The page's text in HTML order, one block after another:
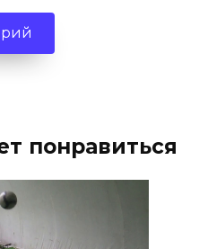
понравиться